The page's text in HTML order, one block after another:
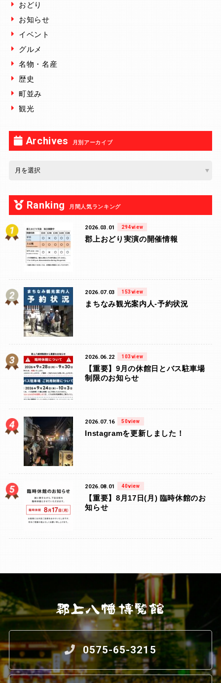
おどり
お知らせ
イベント
グルメ
名物・名産
歴史
町並み
観光
Archives 月別アーカイブ
Ranking 月間人気ランキング
2026.03.01 294view
郡上おどり実演の開催情報
2026.07.03 153view
まちなみ観光案内人-予約状況
2026.06.22 103view
【重要】9月の休館日とバス駐車場
制限のお知らせ
2026.07.16 50view
Instagramを更新しました！
2026.08.01 40view
【重要】8月17日(月) 臨時休館のお
知らせ
0575-65-3215